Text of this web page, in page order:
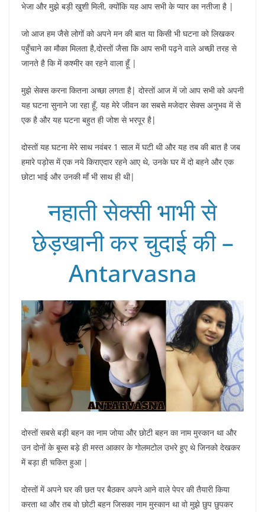
भेजा और मुझे बड़ी खुशी मिली, क्योंकि यह आप सभी के प्यार का नतीजा है |
जो आज हम जैसे लोगों को अपने मन की बात या किसी भी घटना को लिखकर
पहुँचाने का मौका मिलता है,दोस्तों जैसा कि आप सभी पढ़ने वाले अच्छी तरह से
जानते है कि में कश्मीर का रहने वाला हूँ |
मुझे सेक्स करना कितना अच्छा लगता है| दोस्तों आज में जो आप सभी को अपनी
यह घटना सुनाने जा रहा हूँ, यह मेरे जीवन का सबसे मजेदार सेक्स अनुभव में से
एक है और यह घटना बहुत ही जोश से भरपूर है|
दोस्तों यह घटना मेरे साथ नवंबर 1 साल में घटी थी और यह तब की बात है जब
हमारे पड़ोस में एक नये किराएदार रहने आए थे, उनके घर में दो बहने और एक
छोटा भाई और उनकी माँ भी साथ ही थी|
नहाती सेक्सी भाभी से
छेड़खानी कर चुदाई की –
Antarvasna
दोस्तों सबसे बड़ी बहन का नाम जोया और छोटी बहन का नाम मुस्कान था और
उन दोनों के बूब्स बड़े ही मस्त आकार के गोलमटोल उभरे हुए थे जिनको देखकर
में बड़ा ही चकित हुआ |
दोस्तों में अपने घर की छत पर बैठकर अपने आने वाले पेपर की तैयारी किया
करता था और तब वो छोटी बहन जिसका नाम मुस्कान था वो मुझे छुप छुपकर